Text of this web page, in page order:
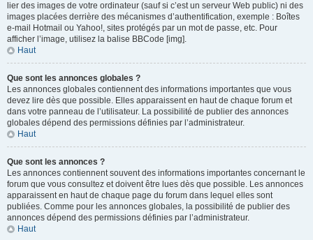
lier des images de votre ordinateur (sauf si c’est un serveur Web public) ni des
images placées derrière des mécanismes d’authentification, exemple : Boîtes
e-mail Hotmail ou Yahoo!, sites protégés par un mot de passe, etc. Pour
afficher l’image, utilisez la balise BBCode [img].
Haut
Que sont les annonces globales ?
Les annonces globales contiennent des informations importantes que vous
devez lire dès que possible. Elles apparaissent en haut de chaque forum et
dans votre panneau de l’utilisateur. La possibilité de publier des annonces
globales dépend des permissions définies par l’administrateur.
Haut
Que sont les annonces ?
Les annonces contiennent souvent des informations importantes concernant le
forum que vous consultez et doivent être lues dès que possible. Les annonces
apparaissent en haut de chaque page du forum dans lequel elles sont
publiées. Comme pour les annonces globales, la possibilité de publier des
annonces dépend des permissions définies par l’administrateur.
Haut